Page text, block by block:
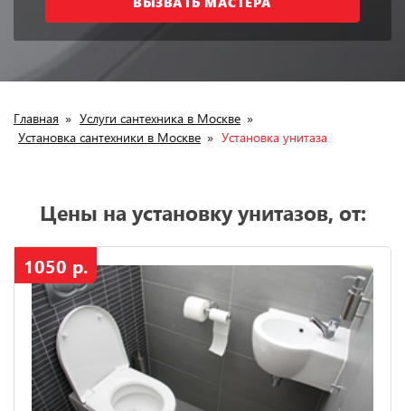
Главная » Услуги сантехника в Москве »
Установка сантехники в Москве » Установка унитаза
Цены на установку унитазов, от:
1050 р.